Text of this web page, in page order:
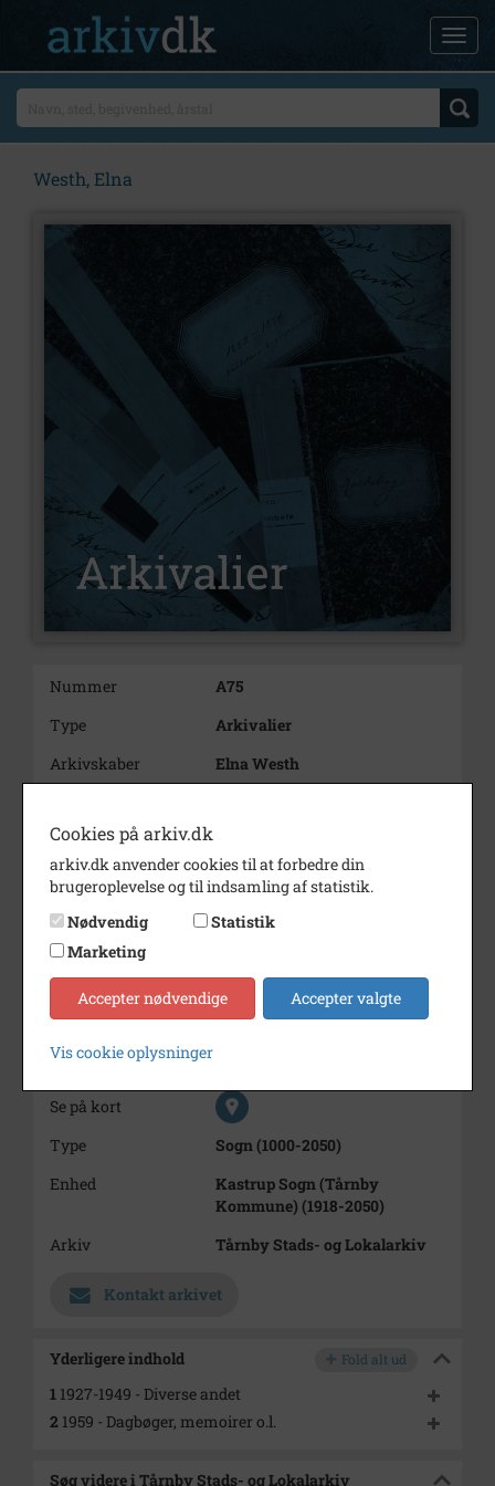
Westh, Elna
Nummer
A75
Type
Arkivalier
Arkivskaber
Elna Westh
ejendomshandler Johan Marius
Westh og Caroline Christine
Hansen.
Født/stiftet
Død/nedlagt
ca. 1998
Dateringsnote
Se på kort
Type
Sogn (1000-2050)
Enhed
Kastrup Sogn (Tårnby
Kommune) (1918-2050)
Arkiv
Tårnby Stads- og Lokalarkiv
Kontakt arkivet
Yderligere indhold Fold alt ud
1 1927-1949 - Diverse andet
2 1959 - Dagbøger, memoirer o.l.
Søg videre i Tårnby Stads- og Lokalarkiv
Cookies på arkiv.dk
arkiv.dk anvender cookies til at forbedre din
brugeroplevelse og til indsamling af statistik.
Nødvendig
Statistik
Marketing
Accepter nødvendige Accepter valgte
Vis cookie oplysninger